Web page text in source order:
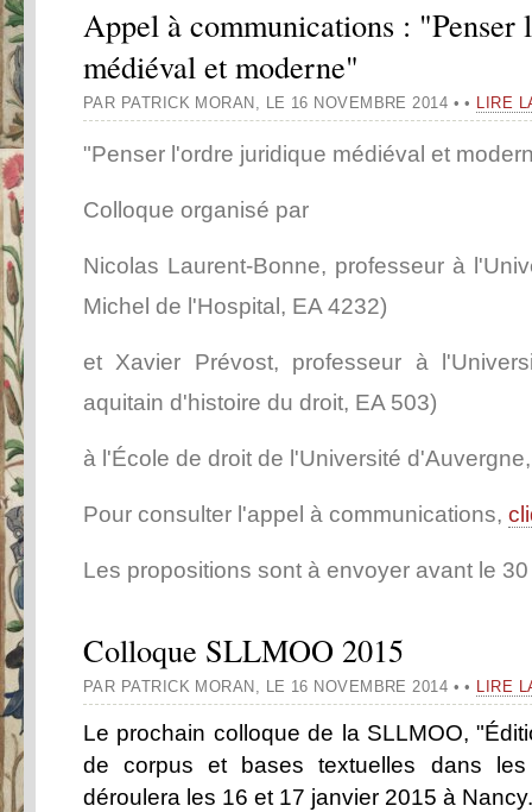
Appel à communications :
médiéval et moderne"
PAR PATRICK MORAN , LE 16 NOVEMBRE 2014 •• LIRE
"Penser l'ordre juridique médiéval et
Colloque organisé par
Nicolas Laurent-Bonne, professeur à
Michel de l'Hospital, EA 4232)
et Xavier Prévost, professeur à
aquitain d'histoire du droit, EA 503)
à l'École de droit de l'Université
Pour consulter l'appel à communications,
Les propositions sont à envoyer avant le
Colloque SLLMOO 2015
PAR PATRICK MORAN , LE 16 NOVEMBRE 2014 •• LIRE
Le prochain colloque de la SLLMOO,
de corpus et bases textuelles dans
déroulera les 16 et 17 janvier 2015 à Nancy.